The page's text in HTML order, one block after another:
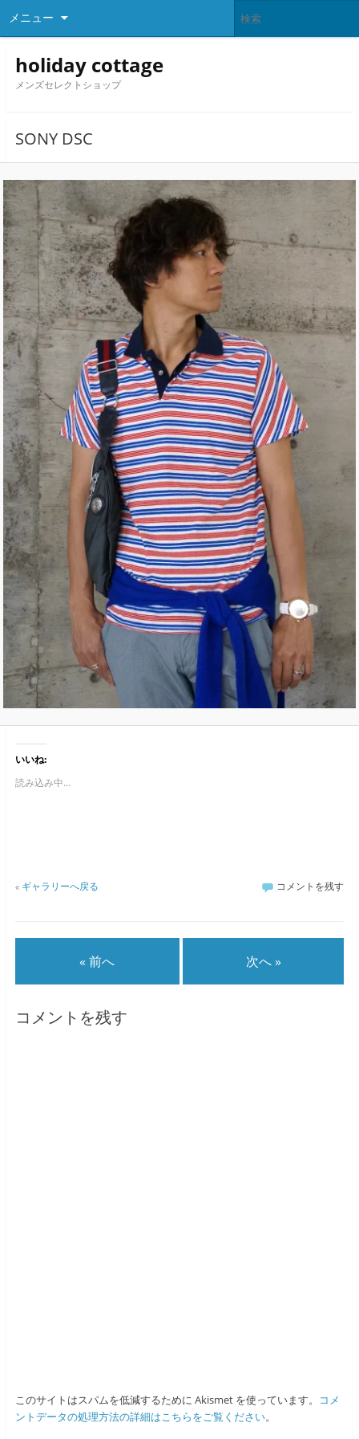
メニュー
holiday cottage
メンズセレクトショップ
SONY DSC
いいね:
読み込み中...
« ギャラリーへ戻る コメントを残す
« 前へ 次へ »
コメントを残す
このサイトはスパムを低減するために Akismet を使っています。
コメ
ントデータの処理方法の詳細はこちらをご覧ください。